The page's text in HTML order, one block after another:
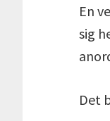
En
sig
Det